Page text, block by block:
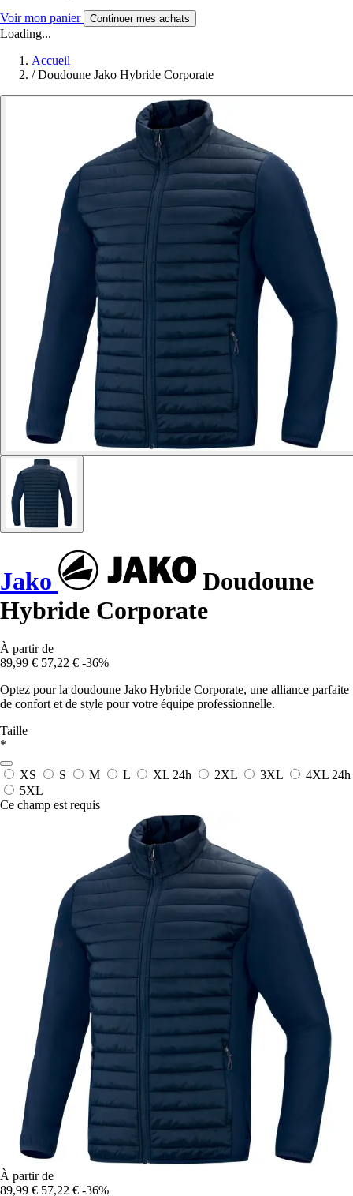
Voir mon panier Continuer mes achats
Loading...
Accueil
/ Doudoune Jako Hybride Corporate
Jako
Doudoune
Hybride Corporate
À partir de
89,99 € 57,22 € -36%
Optez pour la doudoune Jako Hybride Corporate, une alliance parfaite
de confort et de style pour votre équipe professionnelle.
Taille
*
XS S M L XL 24h 2XL 3XL 4XL 24h
5XL
Ce champ est requis
À partir de
89,99 € 57,22 € -36%